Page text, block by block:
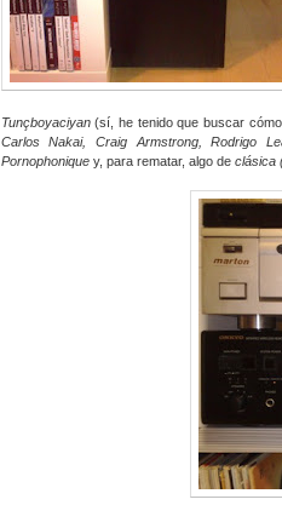
Tunçboyaciyan(sí, he tenido que buscar
Carlos Nakai, Craig Armstrong, Rodrigo
Pornophoniquey, para rematar, algo de clásica